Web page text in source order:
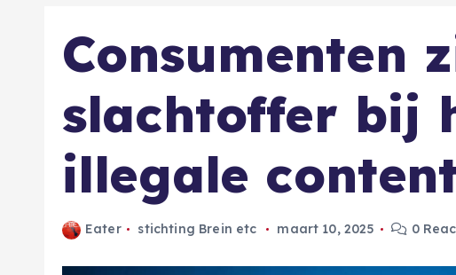
Consumenten
slachtoffer bij
illegale
Eater stichting Brein etc maart 10, 2025 0